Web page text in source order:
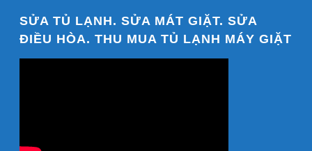
SỬA TỦ LẠNH. SỬA MÁT GIẶT. SỬA
ĐIỀU HÒA. THU MUA TỦ LẠNH MÁY GIẶT